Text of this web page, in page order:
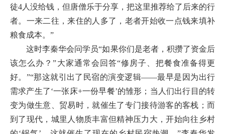
徒4人没给钱，但唐僧乐于分享，把这里推荐给了后来的行
者。一来二往，来住的人多了，老者开始收一点钱来填补
粮食成本。”
这时李秦华会问学员“如果你们是老者，积攒了资金后
该怎么办？”大家通常会回答“修房子、把餐食准备得更
好。”“那这就引出了民宿的演变逻辑——最早是因为出行
需求产生了‘一张床+一份早餐’的雏形；当人们出行目的转
变为做生意、贸易时，就催生了专门接待游客的客栈；而
到了现代，城里人物质丰富但精神压力大，开始向往乡村